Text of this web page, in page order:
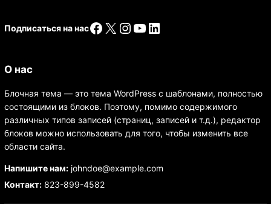
Подписаться на насFacebook
X Instagram
YouTube
LinkedIn
О нас
Блочная тема — это тема WordPress с шаблонами, полностью
состоящими из блоков. Поэтому, помимо содержимого
различных типов записей (страниц, записей и т.д.), редактор
блоков можно использовать для того, чтобы изменить все
области сайта.
Напишите нам:johndoe@example.com
Контакт:823-899-4582